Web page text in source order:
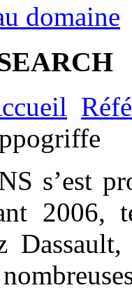
domaine
s’est